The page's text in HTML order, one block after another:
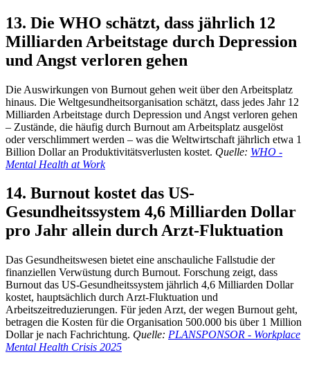
13. Die WHO schätzt, dass jährlich 12
Milliarden Arbeitstage durch Depression
und Angst verloren gehen
Die Auswirkungen von Burnout gehen weit über den Arbeitsplatz
hinaus. Die Weltgesundheitsorganisation schätzt, dass jedes Jahr 12
Milliarden Arbeitstage durch Depression und Angst verloren gehen
– Zustände, die häufig durch Burnout am Arbeitsplatz ausgelöst
oder verschlimmert werden – was die Weltwirtschaft jährlich etwa 1
Billion Dollar an Produktivitätsverlusten kostet. Quelle: WHO -
Mental Health at Work
14. Burnout kostet das US-
Gesundheitssystem 4,6 Milliarden Dollar
pro Jahr allein durch Arzt-Fluktuation
Das Gesundheitswesen bietet eine anschauliche Fallstudie der
finanziellen Verwüstung durch Burnout. Forschung zeigt, dass
Burnout das US-Gesundheitssystem jährlich 4,6 Milliarden Dollar
kostet, hauptsächlich durch Arzt-Fluktuation und
Arbeitszeitreduzierungen. Für jeden Arzt, der wegen Burnout geht,
betragen die Kosten für die Organisation 500.000 bis über 1 Million
Dollar je nach Fachrichtung. Quelle: PLANSPONSOR - Workplace
Mental Health Crisis 2025